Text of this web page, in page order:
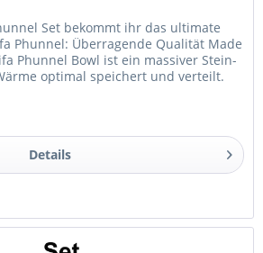
Set bekommt ihr das ultimate
Phunnel: Überragende Qualität Made
Phunnel Bowl ist ein massiver Stein-
optimal speichert und verteilt.
Details